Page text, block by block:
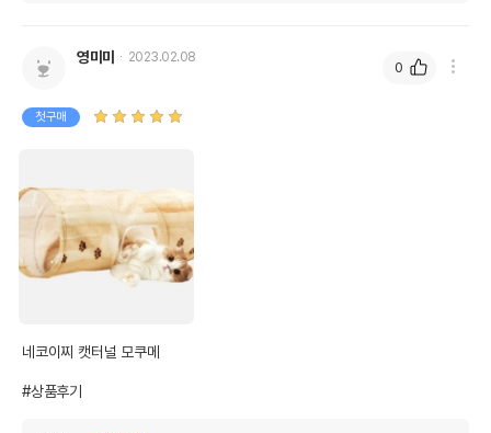
영미미 2023.02.08
첫구매
네코이찌 캣터널 모쿠메
#상품후기
0